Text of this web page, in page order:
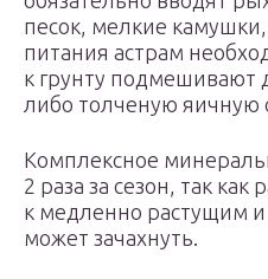
песок, мелкие
питания астрам
к грунту подмешивают
либо толченую яичную
Комплексное
2 раза за сезон, так как
к медленно растущим
может зачахнуть.